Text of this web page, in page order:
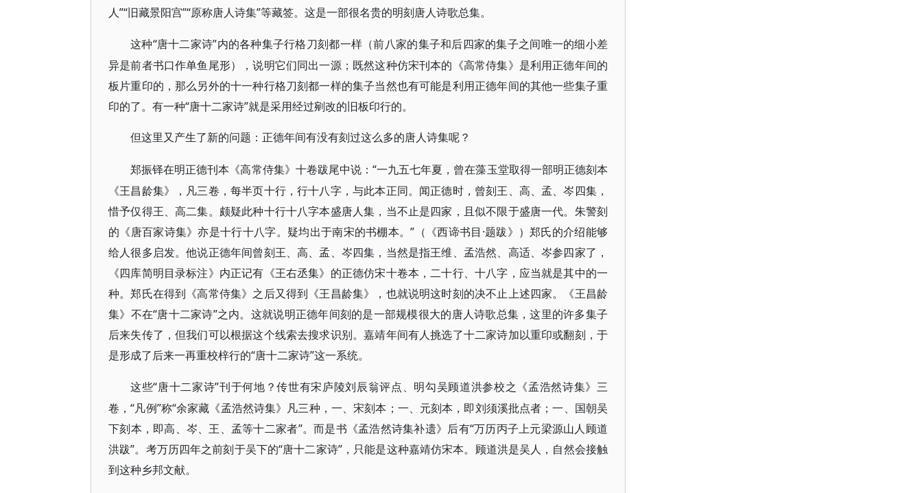
人”“旧藏景阳宫”“原称唐人诗集”等藏签。这是一部很名贵的明刻唐人诗歌总集。
这种“唐十二家诗”内的各种集子行格刀刻都一样（前八家的集子和后四家的集子之间唯一的细小差
异是前者书口作单鱼尾形），说明它们同出一源；既然这种仿宋刊本的《高常侍集》是利用正德年间的
板片重印的，那么另外的十一种行格刀刻都一样的集子当然也有可能是利用正德年间的其他一些集子重
印的了。有一种“唐十二家诗”就是采用经过剜改的旧板印行的。
但这里又产生了新的问题：正德年间有没有刻过这么多的唐人诗集呢？
郑振铎在明正德刊本《高常侍集》十卷跋尾中说：“一九五七年夏，曾在藻玉堂取得一部明正德刻本
《王昌龄集》，凡三卷，每半页十行，行十八字，与此本正同。闻正德时，曾刻王、高、孟、岑四集，
惜予仅得王、高二集。颇疑此种十行十八字本盛唐人集，当不止是四家，且似不限于盛唐一代。朱警刻
的《唐百家诗集》亦是十行十八字。疑均出于南宋的书棚本。”（《西谛书目·题跋》）郑氏的介绍能够
给人很多启发。他说正德年间曾刻王、高、孟、岑四集，当然是指王维、孟浩然、高适、岑参四家了，
《四库简明目录标注》内正记有《王右丞集》的正德仿宋十卷本，二十行、十八字，应当就是其中的一
种。郑氏在得到《高常侍集》之后又得到《王昌龄集》，也就说明这时刻的决不止上述四家。《王昌龄
集》不在“唐十二家诗”之内。这就说明正德年间刻的是一部规模很大的唐人诗歌总集，这里的许多集子
后来失传了，但我们可以根据这个线索去搜求识别。嘉靖年间有人挑选了十二家诗加以重印或翻刻，于
是形成了后来一再重校梓行的“唐十二家诗”这一系统。
这些“唐十二家诗”刊于何地？传世有宋庐陵刘辰翁评点、明勾吴顾道洪参校之《孟浩然诗集》三
卷，“凡例”称“余家藏《孟浩然诗集》凡三种，一、宋刻本；一、元刻本，即刘须溪批点者；一、国朝吴
下刻本，即高、岑、王、孟等十二家者”。而是书《孟浩然诗集补遗》后有“万历丙子上元梁源山人顾道
洪跋”。考万历四年之前刻于吴下的“唐十二家诗”，只能是这种嘉靖仿宋本。顾道洪是吴人，自然会接触
到这种乡邦文献。